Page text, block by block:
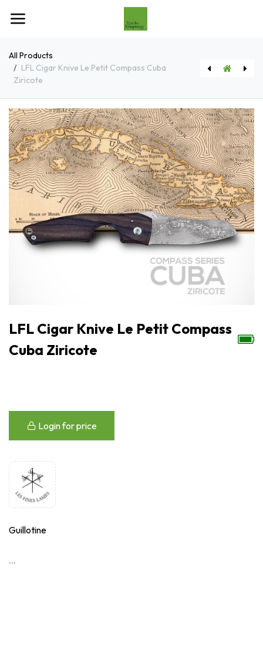
All Products
LFL Cigar Knive Le Petit Compass Cuba
Ziricote
LFL Cigar Knive Le Petit Compass
Cuba Ziricote
Login for price
Guillotine
...